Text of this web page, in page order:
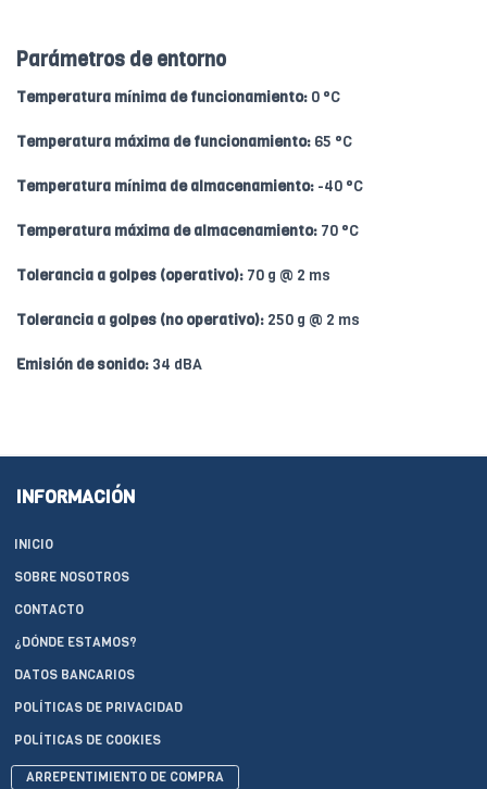
Parámetros de entorno
Temperatura mínima de funcionamiento: 0 °C
Temperatura máxima de funcionamiento: 65 °C
Temperatura mínima de almacenamiento: -40 °C
Temperatura máxima de almacenamiento: 70 °C
Tolerancia a golpes (operativo): 70 g @ 2 ms
Tolerancia a golpes (no operativo): 250 g @ 2 ms
Emisión de sonido: 34 dBA
INFORMACIÓN
INICIO
SOBRE NOSOTROS
CONTACTO
¿DÓNDE ESTAMOS?
DATOS BANCARIOS
POLÍTICAS DE PRIVACIDAD
POLÍTICAS DE COOKIES
ARREPENTIMIENTO DE COMPRA